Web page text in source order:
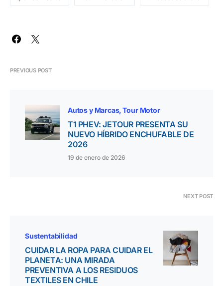
PREVIOUS POST
Autos y Marcas Tour Motor
T1 PHEV: JETOUR PRESENTA SU
NUEVO HÍBRIDO ENCHUFABLE DE
2026
19 de enero de 2026
NEXT POST
Sustentabilidad
CUIDAR LA ROPA PARA CUIDAR EL
PLANETA: UNA MIRADA
PREVENTIVA A LOS RESIDUOS
TEXTILES EN CHILE